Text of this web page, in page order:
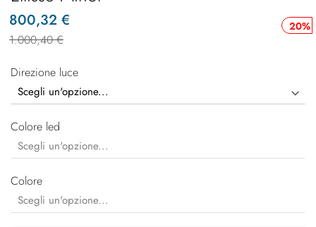
20%
800,32 €
1.000,40 €
Direzione luce
Colore led
Colore